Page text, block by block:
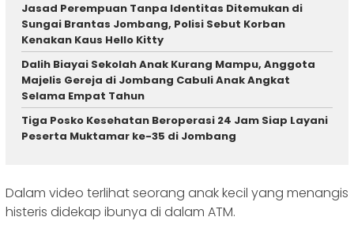
Jasad Perempuan Tanpa Identitas Ditemukan di
Sungai Brantas Jombang, Polisi Sebut Korban
Kenakan Kaus Hello Kitty
Dalih Biayai Sekolah Anak Kurang Mampu, Anggota
Majelis Gereja di Jombang Cabuli Anak Angkat
Selama Empat Tahun
Tiga Posko Kesehatan Beroperasi 24 Jam Siap Layani
Peserta Muktamar ke-35 di Jombang
Dalam video terlihat seorang anak kecil yang menangis
histeris didekap ibunya di dalam ATM.